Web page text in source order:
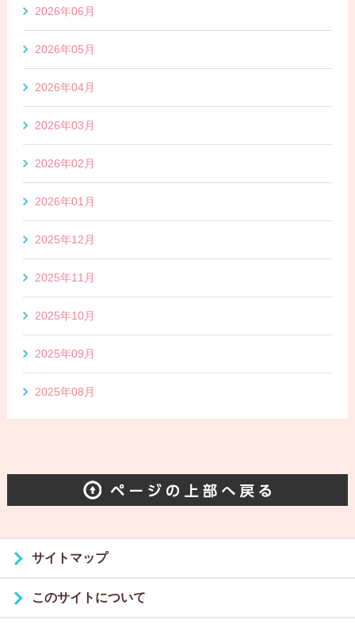
2026年06月
2026年05月
2026年04月
2026年03月
2026年02月
2026年01月
2025年12月
2025年11月
2025年10月
2025年09月
2025年08月
サイトマップ
このサイトについて